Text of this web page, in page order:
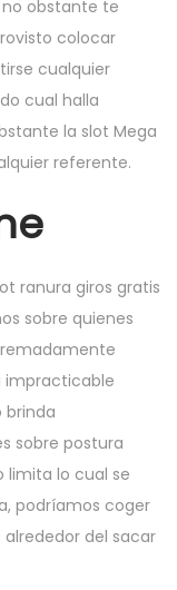
obstante te
colocar
cualquier
cual halla
la slot Mega
referente.
sobre quienes
impracticable
brinda
sobre postura
limita lo cual se
podrí­amos coger
del sacar